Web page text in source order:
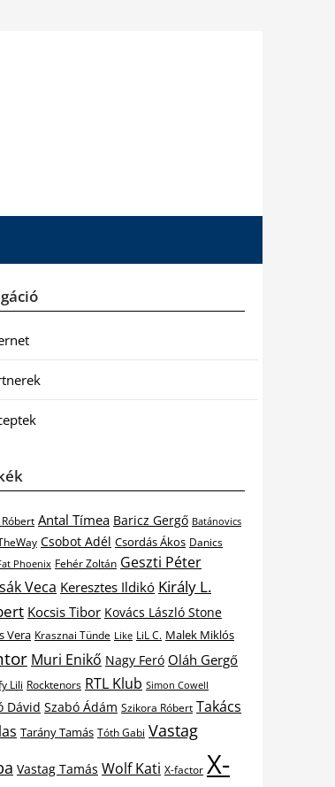
Antal Tímea Baricz Gergő Batánovics
Csobot Adél Csordás Ákos Danics
Phoenix Fehér Zoltán Geszti Péter
Veca Keresztes Ildikó Király L.
Kocsis Tibor Kovács László Stone
Vera Krasznai Tünde Like LiL C. Malek Miklós
Muri Enikő Nagy Feró Oláh Gergő
Lili Rocktenors RTL Klub Simon Cowell
Dávid Szabó Ádám Szikora Róbert Takács
Tarány Tamás Tóth Gabi Vastag
Vastag Tamás Wolf Kati X-factor X-